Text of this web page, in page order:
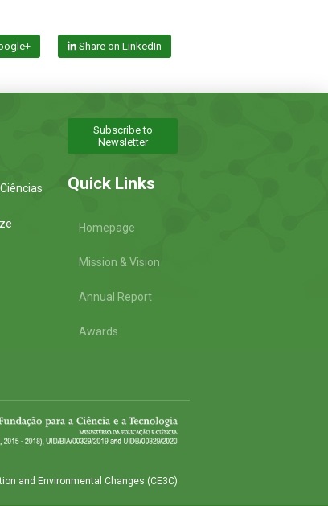
Share on LinkedIn
Subscribe to
Newsletter
Quick Links
Homepage
Mission & Vision
Annual Report
Awards
and Environmental Changes (CE3C)